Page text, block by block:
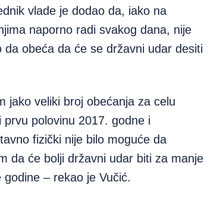
vlade je dodao da, iako na
naporno radi svakog dana, nije
da obeća da će se državni udar desiti
jako veliki broj obećanja za celu
prvu polovinu 2017. godne i
fizički nije bilo moguće da
da će bolji državni udar biti za manje
godine – rekao je Vučić.